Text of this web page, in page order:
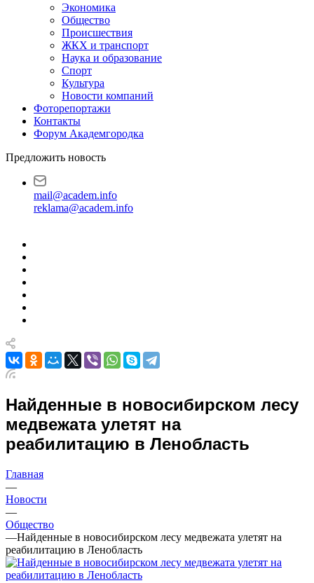
Экономика
Общество
Происшествия
ЖКХ и транспорт
Наука и образование
Спорт
Культура
Новости компаний
Фоторепортажи
Контакты
Форум Академгородка
Предложить новость
mail@academ.info
reklama@academ.info
Найденные в новосибирском лесу
медвежата улетят на
реабилитацию в Ленобласть
Главная
—
Новости
—
Общество
—Найденные в новосибирском лесу медвежата улетят на
реабилитацию в Ленобласть